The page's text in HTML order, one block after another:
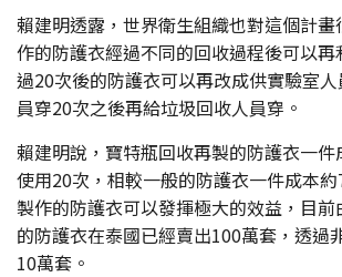
賴建明透露，世界衛生組織也對這個計
作的防護衣經過不同的回收過程後可以
過20次後的防護衣可以再改成供實驗室
員穿20次之後再給垃圾回收人員穿。
賴建明說，寶特瓶回收再製的防護衣一
使用20次，相較一般的防護衣一件成本
製作的防護衣可以發揮極大的效益，目
的防護衣在泰國已經賣出100萬套，透過
10萬套。